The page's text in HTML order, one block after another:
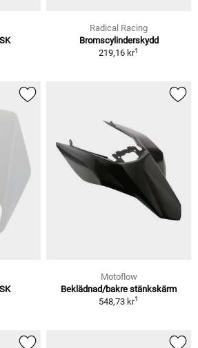
Radical Racing
Bromscylinderskydd
219,16 kr1
Motoflow
Beklädnad/bakre stänkskärm
548,73 kr1